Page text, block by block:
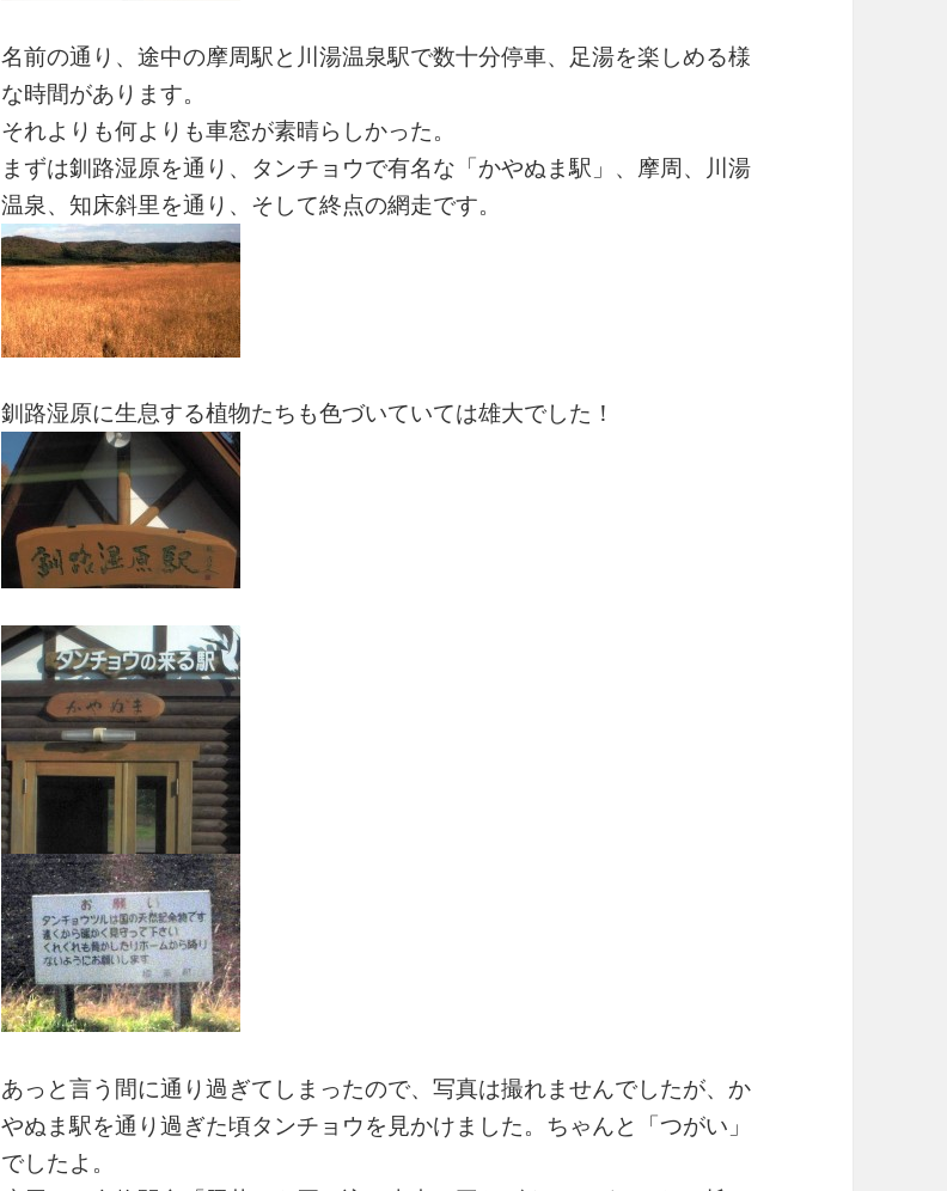
名前の通り、途中の摩周駅と川湯温泉駅で数十分停車、足湯を楽しめる様
な時間があります。
それよりも何よりも車窓が素晴らしかった。
まずは釧路湿原を通り、タンチョウで有名な「かやぬま駅」、摩周、川湯
温泉、知床斜里を通り、そして終点の網走です。
釧路湿原に生息する植物たちも色づいていては雄大でした！
あっと言う間に通り過ぎてしまったので、写真は撮れませんでしたが、か
やぬま駅を通り過ぎた頃タンチョウを見かけました。ちゃんと「つがい」
でしたよ。